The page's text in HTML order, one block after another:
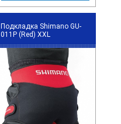
Подкладка Shimano GU-
011P (Red) XXL